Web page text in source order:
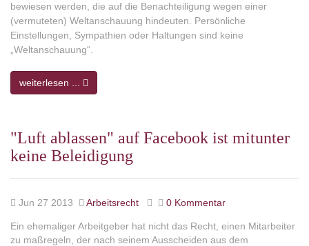
bewiesen werden, die auf die Benachteiligung wegen einer
(vermuteten) Weltanschauung hindeuten. Persönliche
Einstellungen, Sympathien oder Haltungen sind keine
„Weltanschauung“.
weiterlesen ...
"Luft ablassen" auf Facebook ist mitunter
keine Beleidigung
Jun 27 2013 Arbeitsrecht 0 Kommentar
Ein ehemaliger Arbeitgeber hat nicht das Recht, einen Mitarbeiter
zu maßregeln, der nach seinem Ausscheiden aus dem